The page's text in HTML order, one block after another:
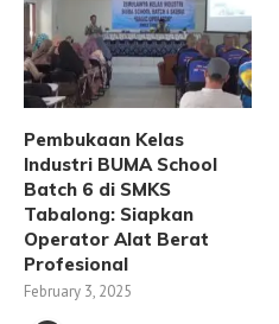
Pembukaan Kelas
Industri BUMA School
Batch 6 di SMKS
Tabalong: Siapkan
Operator Alat Berat
Profesional
February 3, 2025